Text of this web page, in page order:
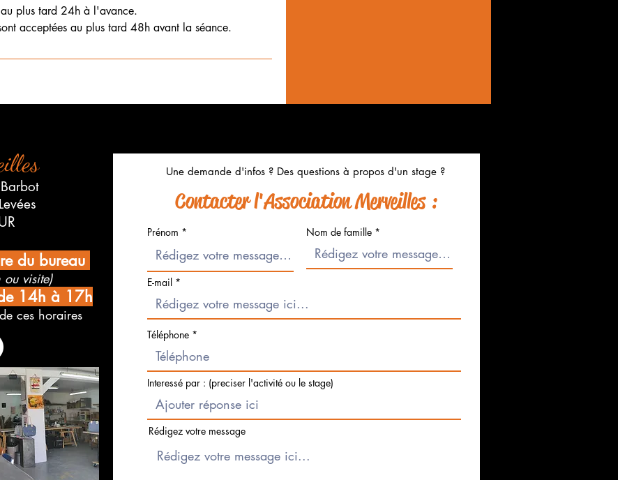
au plus tard 24h à l'avance.
du bureau
visite)
14h à 17h
ces horaires
Une demande d'infos ? Des questions à propos d'un stage ?
Contacter l'Association Merveilles :
Prénom Nom de famille
E-mail
Téléphone
Interessé par : (preciser l'activité ou le stage)
Rédigez votre message